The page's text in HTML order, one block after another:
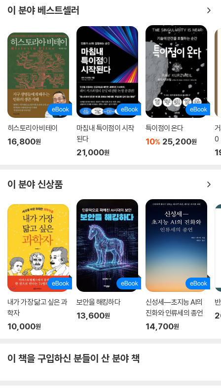
이 분야 베스트셀러
히스토리아 비테이
16,800원
마침내 특이점이 시작
된다
21,000원
특이점이 온다
10% 25,200원
0
이 분야 신상품
내가 가장 닮고 싶은 과
학자
10,000원
보안을 해킹하다
13,600원
신성세―초지능 AI의
진화와 인류세의 종언
14,700원
이 책을 구입하신 분들이 산 분야 책